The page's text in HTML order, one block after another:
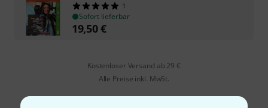
1
Sofort lieferbar
19,50€
Kostenloser Versand ab 29 €
Alle Preise inkl. MwSt.